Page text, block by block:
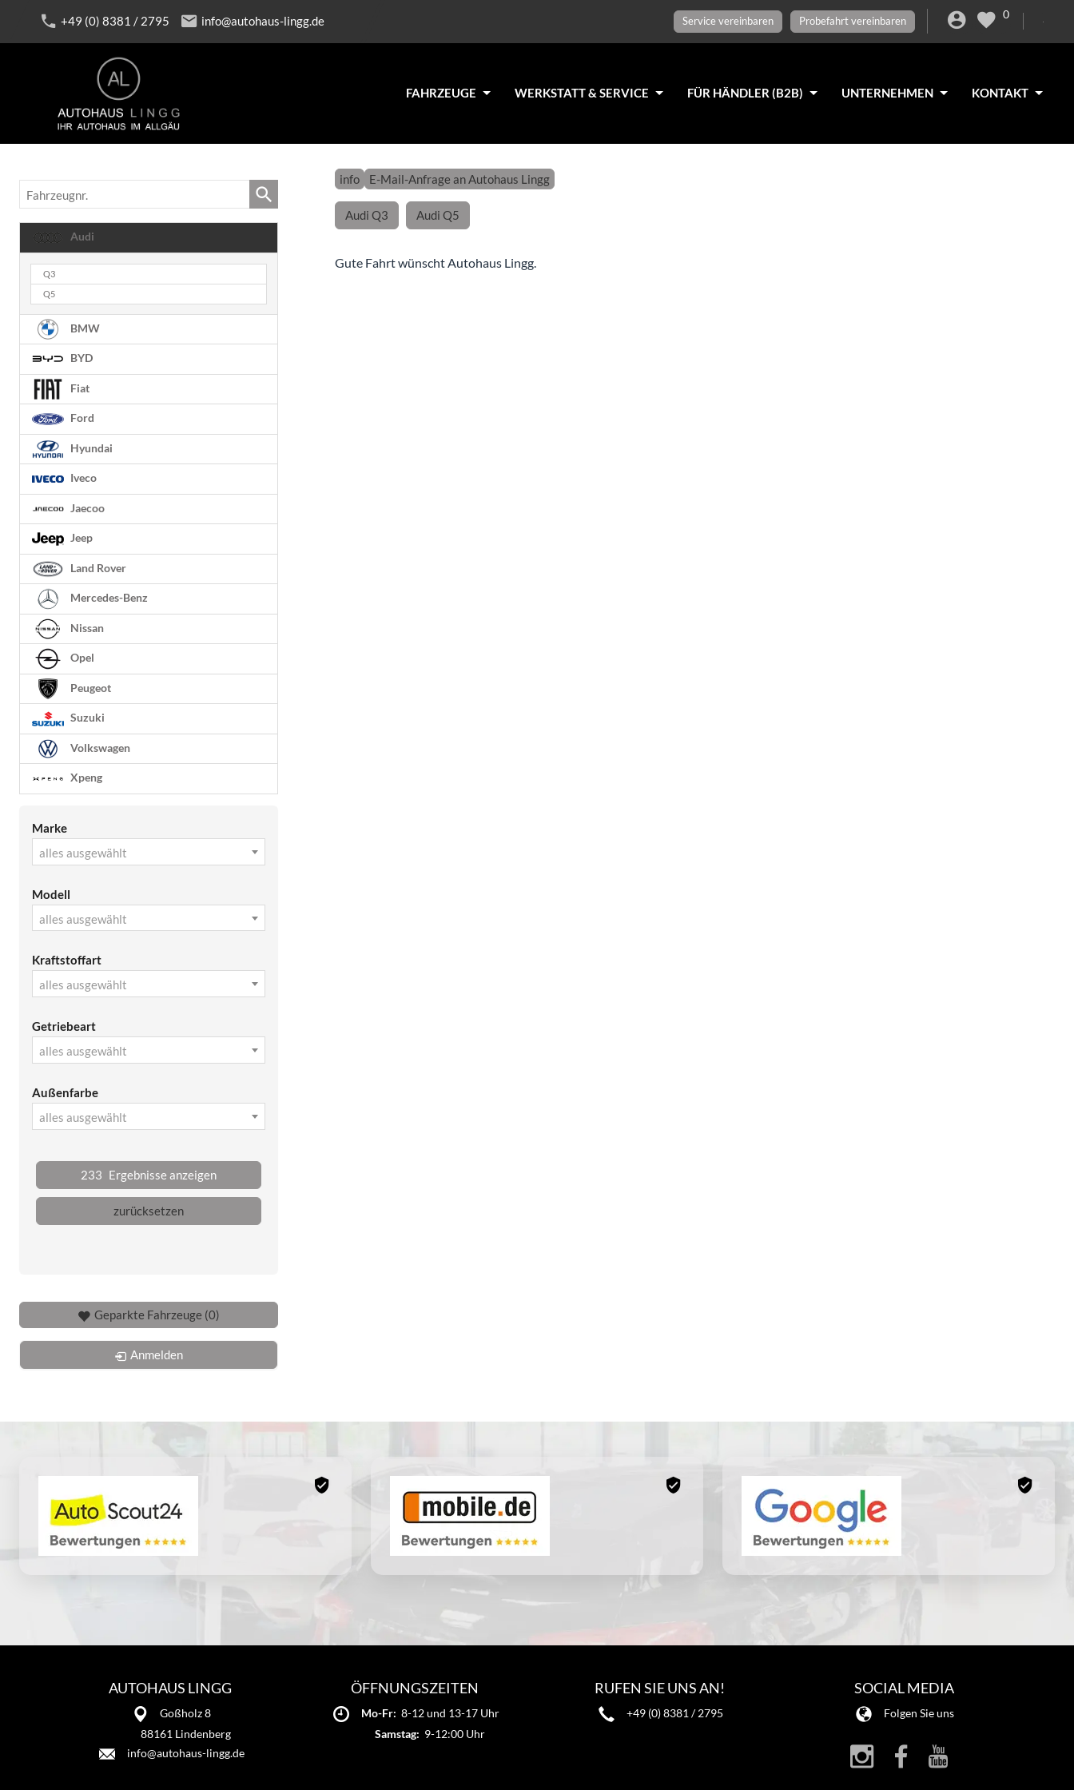
+49 (0) 8381 / 2795 info@autohaus-lingg.de Service vereinbaren Probefahrt vereinbaren
0
FAHRZEUGE WERKSTATT & SERVICE FÜR HÄNDLER (B2B) UNTERNEHMEN KONTAKT
info E-Mail-Anfrage an Autohaus Lingg
Audi Q3 Audi Q5
Gute Fahrt wünscht Autohaus Lingg.
Fahrzeugnr.
Audi
Q3
Q5
BMW
BYD
Fiat
Ford
Hyundai
Iveco
Jaecoo
Jeep
Land Rover
Mercedes-Benz
Nissan
Opel
Peugeot
Suzuki
Volkswagen
Xpeng
Marke
alles ausgewählt
Modell
alles ausgewählt
Kraftstoffart
alles ausgewählt
Getriebeart
alles ausgewählt
Außenfarbe
alles ausgewählt
233 Ergebnisse anzeigen
zurücksetzen
Geparkte Fahrzeuge (0)
Anmelden
AUTOHAUS LINGG
Goßholz 8
88161 Lindenberg
info@autohaus-lingg.de
ÖFFNUNGSZEITEN
Mo-Fr: 8-12 und 13-17 Uhr
Samstag: 9-12:00 Uhr
RUFEN SIE UNS AN!
+49 (0) 8381 / 2795
SOCIAL MEDIA
Folgen Sie uns